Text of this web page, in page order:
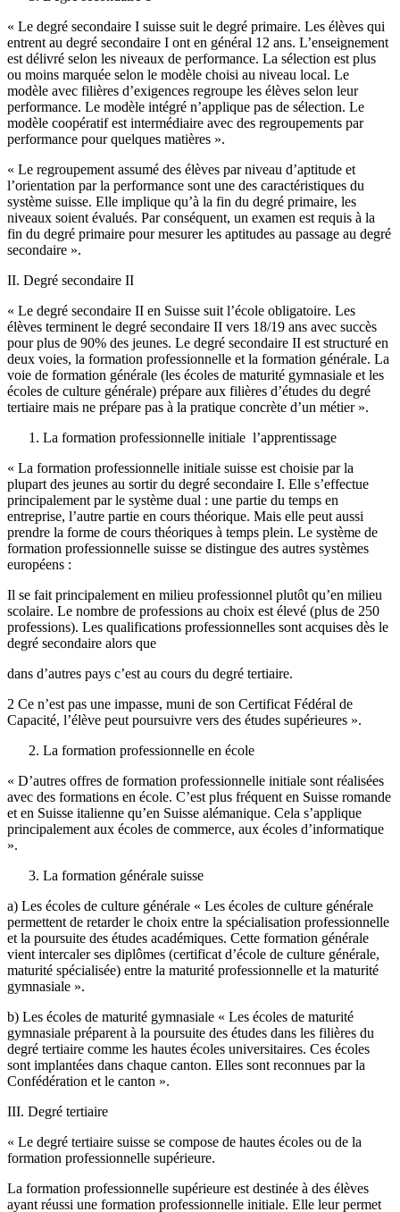
« Le degré secondaire I suisse suit le degré primaire. Les élèves qui
entrent au degré secondaire I ont en général 12 ans. L’enseignement
est délivré selon les niveaux de performance. La sélection est plus
ou moins marquée selon le modèle choisi au niveau local. Le
modèle avec filières d’exigences regroupe les élèves selon leur
performance. Le modèle intégré n’applique pas de sélection. Le
modèle coopératif est intermédiaire avec des regroupements par
performance pour quelques matières ».
« Le regroupement assumé des élèves par niveau d’aptitude et
l’orientation par la performance sont une des caractéristiques du
système suisse. Elle implique qu’à la fin du degré primaire, les
niveaux soient évalués. Par conséquent, un examen est requis à la
fin du degré primaire pour mesurer les aptitudes au passage au degré
secondaire ».
II. Degré secondaire II
« Le degré secondaire II en Suisse suit l’école obligatoire. Les
élèves terminent le degré secondaire II vers 18/19 ans avec succès
pour plus de 90% des jeunes. Le degré secondaire II est structuré en
deux voies, la formation professionnelle et la formation générale. La
voie de formation générale (les écoles de maturité gymnasiale et les
écoles de culture générale) prépare aux filières d’études du degré
tertiaire mais ne prépare pas à la pratique concrète d’un métier ».
La formation professionnelle initiale ­ l’apprentissage
« La formation professionnelle initiale suisse est choisie par la
plupart des jeunes au sortir du degré secondaire I. Elle s’effectue
principalement par le système dual : une partie du temps en
entreprise, l’autre partie en cours théorique. Mais elle peut aussi
prendre la forme de cours théoriques à temps plein. Le système de
formation professionnelle suisse se distingue des autres systèmes
européens :
Il se fait principalement en milieu professionnel plutôt qu’en milieu
scolaire. Le nombre de professions au choix est élevé (plus de 250
professions). Les qualifications professionnelles sont acquises dès le
degré secondaire alors que
dans d’autres pays c’est au cours du degré tertiaire.
2 Ce n’est pas une impasse, muni de son Certificat Fédéral de
Capacité, l’élève peut poursuivre vers des études supérieures ».
La formation professionnelle en école
« D’autres offres de formation professionnelle initiale sont réalisées
avec des formations en école. C’est plus fréquent en Suisse romande
et en Suisse italienne qu’en Suisse alémanique. Cela s’applique
principalement aux écoles de commerce, aux écoles d’informatique
».
La formation générale suisse
a) Les écoles de culture générale « Les écoles de culture générale
permettent de retarder le choix entre la spécialisation professionnelle
et la poursuite des études académiques. Cette formation générale
vient intercaler ses diplômes (certificat d’école de culture générale,
maturité spécialisée) entre la maturité professionnelle et la maturité
gymnasiale ».
b) Les écoles de maturité gymnasiale « Les écoles de maturité
gymnasiale préparent à la poursuite des études dans les filières du
degré tertiaire comme les hautes écoles universitaires. Ces écoles
sont implantées dans chaque canton. Elles sont reconnues par la
Confédération et le canton ».
III. Degré tertiaire
« Le degré tertiaire suisse se compose de hautes écoles ou de la
formation professionnelle supérieure.
La formation professionnelle supérieure est destinée à des élèves
ayant réussi une formation professionnelle initiale. Elle leur permet